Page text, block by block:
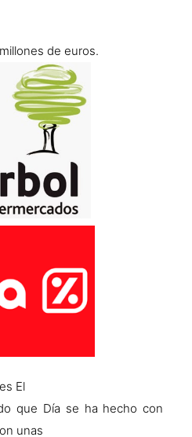
de euros.
El
que Día se ha hecho con
unas